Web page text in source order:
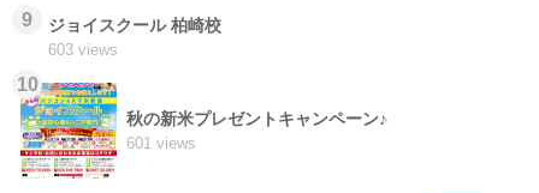
9 ジョイスクール 柏崎校
603 views
10
秋の新米プレゼントキャンペーン♪
601 views